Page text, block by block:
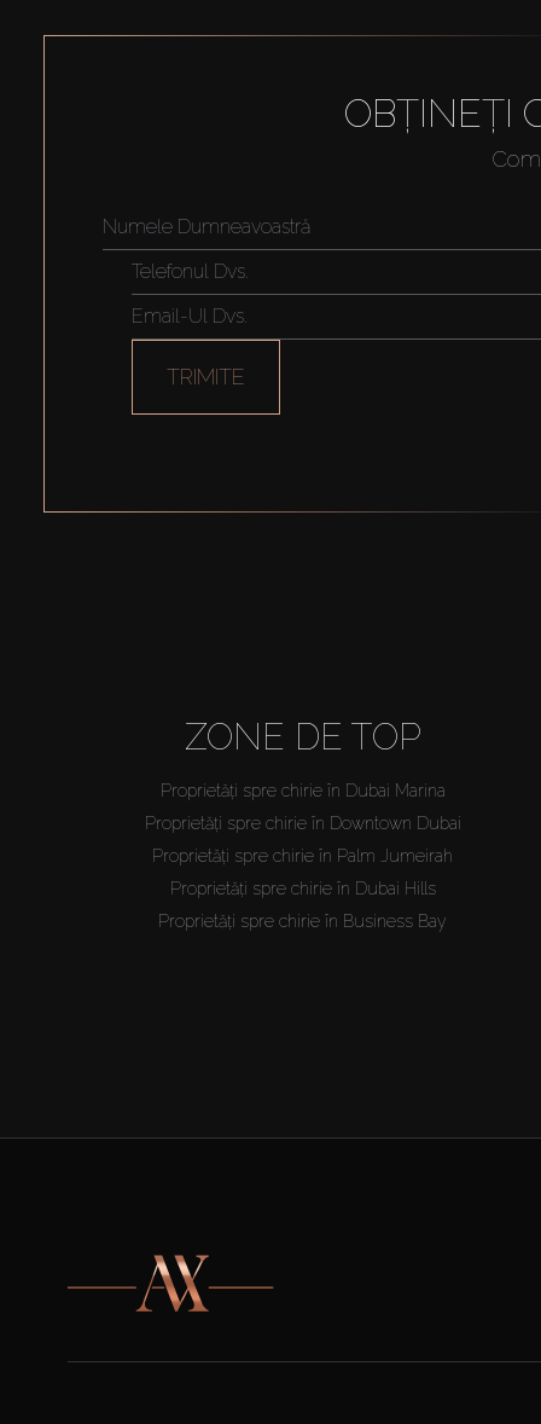
OBȚINEȚI
TRIMITE
ZONE DE TOP
Proprietăți spre chirie în Dubai Marina
Proprietăți spre chirie în Downtown Dubai
Proprietăți spre chirie în Palm Jumeirah
Proprietăți spre chirie în Dubai Hills
Proprietăți spre chirie în Business Bay